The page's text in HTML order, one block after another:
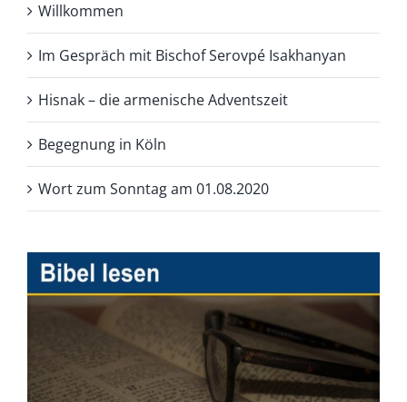
Willkommen
Im Gespräch mit Bischof Serovpé Isakhanyan
Hisnak – die armenische Adventszeit
Begegnung in Köln
Wort zum Sonntag am 01.08.2020